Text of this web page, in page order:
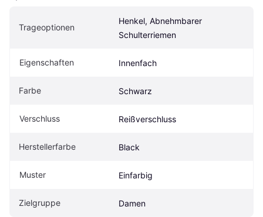
Trageoptionen
Henkel, Abnehmbarer
Schulterriemen
Eigenschaften Innenfach
Farbe Schwarz
Verschluss Reißverschluss
Herstellerfarbe Black
Muster Einfarbig
Zielgruppe Damen